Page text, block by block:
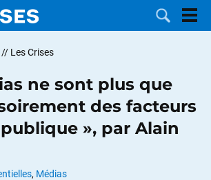
// Les Crises
ne sont plus que
des facteurs
», par Alain
, Médias